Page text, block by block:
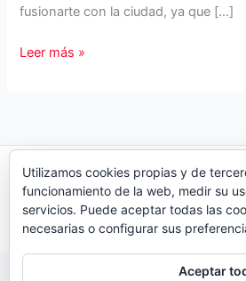
fusionarte con la ciudad, ya que […]
Hotel
Leer más »
Copyright © 2026
Utilizamos cookies propias y de
funcionamiento de la web, medir su
servicios. Puede aceptar todas las
necesarias o configurar sus
Aceptar